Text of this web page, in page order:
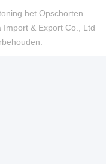
het Opschorten
& Export Co., Ltd